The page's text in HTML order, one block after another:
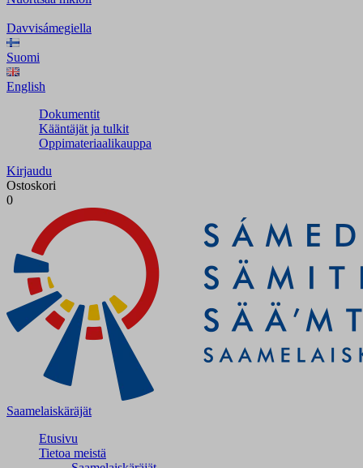
Davvisámegiella
Suomi
English
Dokumentit
Kääntäjät ja tulkit
Oppimateriaalikauppa
Kirjaudu
Ostoskori
0
Saamelaiskäräjät
Etusivu
Tietoa meistä